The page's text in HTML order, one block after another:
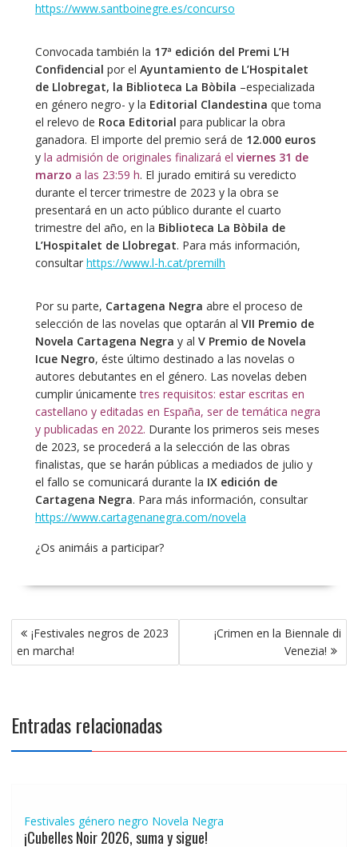
https://www.santboinegre.es/concurso
Convocada también la 17ª edición del Premi L’H
Confidencial por el Ayuntamiento de L’Hospitalet
de Llobregat, la Biblioteca La Bòbila –especializada
en género negro- y la Editorial Clandestina que toma
el relevo de Roca Editorial para publicar la obra
ganadora. El importe del premio será de 12.000 euros
yla admisión de originales finalizará el viernes 31 de
marzo a las 23:59 h. El jurado emitirá su veredicto
durante el tercer trimestre de 2023 y la obra se
presentará en un acto público durante el cuarto
trimestre del año, en la Biblioteca La Bòbila de
L’Hospitalet de Llobregat. Para más información,
consultar https://www.l-h.cat/premilh
Por su parte, Cartagena Negra abre el proceso de
selección de las novelas que optarán al VII Premio de
Novela Cartagena Negra y al V Premio de Novela
Icue Negro, éste último destinado a las novelas o
autores debutantes en el género. Las novelas deben
cumplir únicamentetres requisitos: estar escritas en
castellano y editadas en España, ser de temática negra
y publicadas en 2022. Durante los primeros seis meses
de 2023, se procederá a la selección de las obras
finalistas, que se harán públicas a mediados de julio y
el fallo se comunicará durante la IX edición de
Cartagena Negra. Para más información, consultar
https://www.cartagenanegra.com/novela
¿Os animáis a participar?
Navegación
de
entradas
¡Festivales negros de 2023
en marcha!
¡Crimen en la Biennale di
Venezia!
Entradas relacionadas
Festivales género negro Novela Negra
¡Cubelles Noir 2026, suma y sigue!